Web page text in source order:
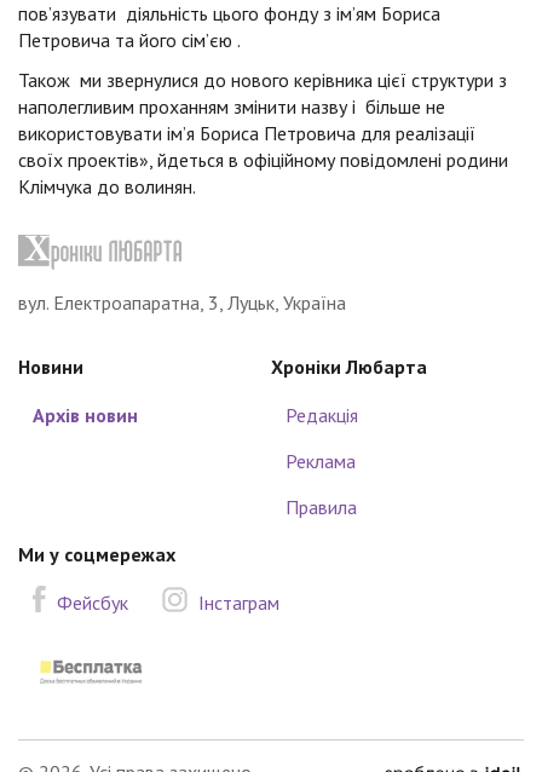
пов’язувати діяльність цього фонду з ім’ям Бориса
Петровича та його сім’єю .
Також ми звернулися до нового керівника цієї структури з
наполегливим проханням змінити назву і більше не
використовувати ім’я Бориса Петровича для реалізації
своїх проектів», йдеться в офіційному повідомлені родини
Клімчука до волинян.
вул. Електроапаратна, 3, Луцьк, Україна
Новини
Архів новин
Хроніки Любарта
Редакція
Реклама
Правила
Ми у соцмережах
Фейсбук
Інстаграм